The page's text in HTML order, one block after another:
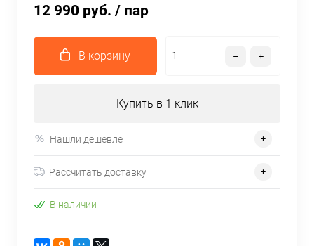
12 990 руб. / пар
В корзину
Купить в 1 клик
Нашли дешевле
Рассчитать доставку
В наличии